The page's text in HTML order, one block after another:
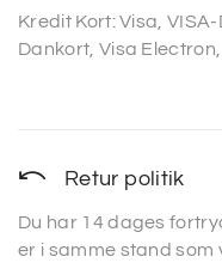
Kredit Kort: Visa,
Dankort, Visa Electron,
Retur politik
Du har 14 dages
er i samme stand som